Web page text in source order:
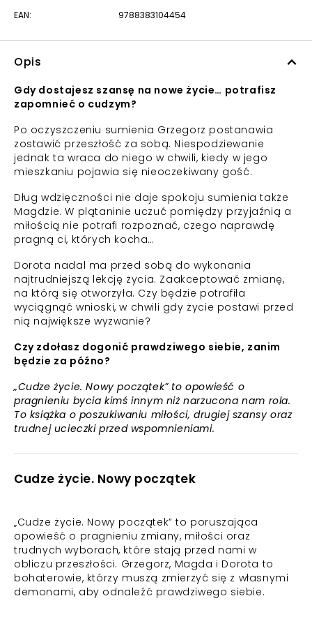
EAN: 9788383104454
Opis
Gdy dostajesz szansę na nowe życie… potrafisz
zapomnieć o cudzym?
Po oczyszczeniu sumienia Grzegorz postanawia
zostawić przeszłość za sobą. Niespodziewanie
jednak ta wraca do niego w chwili, kiedy w jego
mieszkaniu pojawia się nieoczekiwany gość.
Dług wdzięczności nie daje spokoju sumienia także
Magdzie. W plątaninie uczuć pomiędzy przyjaźnią a
miłością nie potrafi rozpoznać, czego naprawdę
pragną ci, których kocha…
Dorota nadal ma przed sobą do wykonania
najtrudniejszą lekcję życia. Zaakceptować zmianę,
na którą się otworzyła. Czy będzie potrafiła
wyciągnąć wnioski, w chwili gdy życie postawi przed
nią największe wyzwanie?
Czy zdołasz dogonić prawdziwego siebie, zanim
będzie za późno?
„Cudze życie. Nowy początek” to opowieść o
pragnieniu bycia kimś innym niż narzucona nam rola.
To książka o poszukiwaniu miłości, drugiej szansy oraz
trudnej ucieczki przed wspomnieniami.
Cudze życie. Nowy początek
„Cudze życie. Nowy początek” to poruszająca
opowieść o pragnieniu zmiany, miłości oraz
trudnych wyborach, które stają przed nami w
obliczu przeszłości. Grzegorz, Magda i Dorota to
bohaterowie, którzy muszą zmierzyć się z własnymi
demonami, aby odnaleźć prawdziwego siebie.